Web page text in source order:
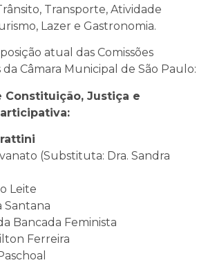
Transporte, Atividade
Lazer e Gastronomia.
atual das Comissões
Câmara Municipal de São Paulo:
Constituição, Justiça e
(Substituta: Dra. Sandra
Leite
Santana
Bancada Feminista
Ferreira